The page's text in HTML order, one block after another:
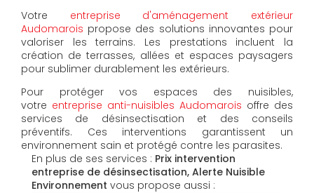
Votre entreprise d'aménagement extérieur
Audomarois propose des solutions innovantes pour
valoriser les terrains. Les prestations incluent la
création de terrasses, allées et espaces paysagers
pour sublimer durablement les extérieurs.
Pour protéger vos espaces des nuisibles,
votre entreprise anti-nuisibles Audomarois offre des
services de désinsectisation et des conseils
préventifs. Ces interventions garantissent un
environnement sain et protégé contre les parasites.
En plus de ses services : Prix intervention
entreprise de désinsectisation, Alerte Nuisible
Environnement vous propose aussi :